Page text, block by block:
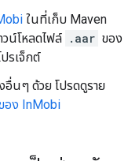
ในที่เก็บ Maven
น์โหลดไฟล์ .aar ของ
รเจ็กต์
อื่นๆ ด้วย โปรดดูราย
อง InMobi